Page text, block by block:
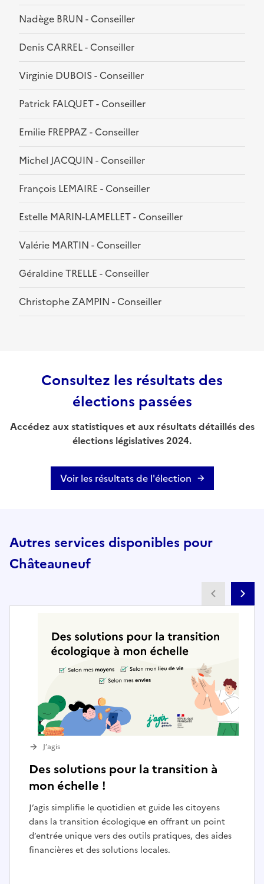
Nadège BRUN - Conseiller
Denis CARREL - Conseiller
Virginie DUBOIS - Conseiller
Patrick FALQUET - Conseiller
Emilie FREPPAZ - Conseiller
Michel JACQUIN - Conseiller
François LEMAIRE - Conseiller
Estelle MARIN-LAMELLET - Conseiller
Valérie MARTIN - Conseiller
Géraldine TRELLE - Conseiller
Christophe ZAMPIN - Conseiller
Consultez les résultats des
élections passées
Accédez aux statistiques et aux résultats détaillés des
élections législatives 2024.
Voir les résultats de l'élection
Autres services disponibles pour
Châteauneuf
Des solutions pour la transition à
mon échelle !
J’agis simplifie le quotidien et guide les citoyens
dans la transition écologique en offrant un point
d’entrée unique vers des outils pratiques, des aides
financières et des solutions locales.
J’agis